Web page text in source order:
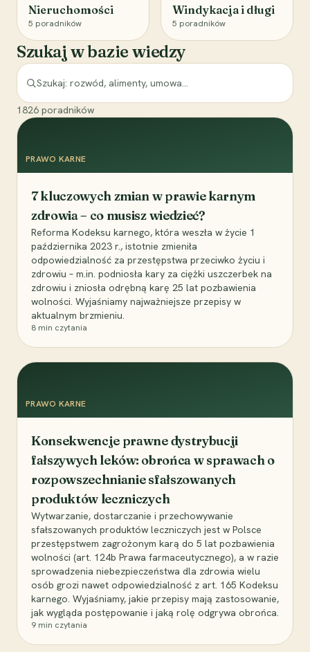
Nieruchomości
5 poradników
Windykacja i długi
5 poradników
Szukaj w bazie wiedzy
1826 poradników
PRAWO KARNE
7 kluczowych zmian w prawie karnym
zdrowia – co musisz wiedzieć?
Reforma Kodeksu karnego, która weszła w życie 1
października 2023 r., istotnie zmieniła
odpowiedzialność za przestępstwa przeciwko życiu i
zdrowiu – m.in. podniosła kary za ciężki uszczerbek na
zdrowiu i zniosła odrębną karę 25 lat pozbawienia
wolności. Wyjaśniamy najważniejsze przepisy w
aktualnym brzmieniu.
8 min czytania
PRAWO KARNE
Konsekwencje prawne dystrybucji
fałszywych leków: obrońca w sprawach o
rozpowszechnianie sfałszowanych
produktów leczniczych
Wytwarzanie, dostarczanie i przechowywanie
sfałszowanych produktów leczniczych jest w Polsce
przestępstwem zagrożonym karą do 5 lat pozbawienia
wolności (art. 124b Prawa farmaceutycznego), a w razie
sprowadzenia niebezpieczeństwa dla zdrowia wielu
osób grozi nawet odpowiedzialność z art. 165 Kodeksu
karnego. Wyjaśniamy, jakie przepisy mają zastosowanie,
jak wygląda postępowanie i jaką rolę odgrywa obrońca.
9 min czytania